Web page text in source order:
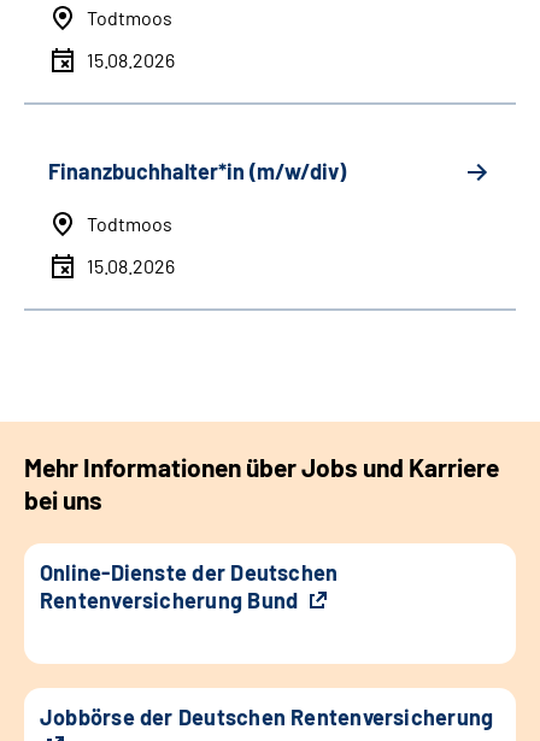
Todtmoos
15.08.2026
Finanzbuchhalter*in (m/w/div)
Todtmoos
15.08.2026
Mehr Informationen über Jobs und Karriere
bei uns
Online-Dienste der Deutschen
Rentenversicherung Bund
Jobbörse der Deutschen Rentenversicherung